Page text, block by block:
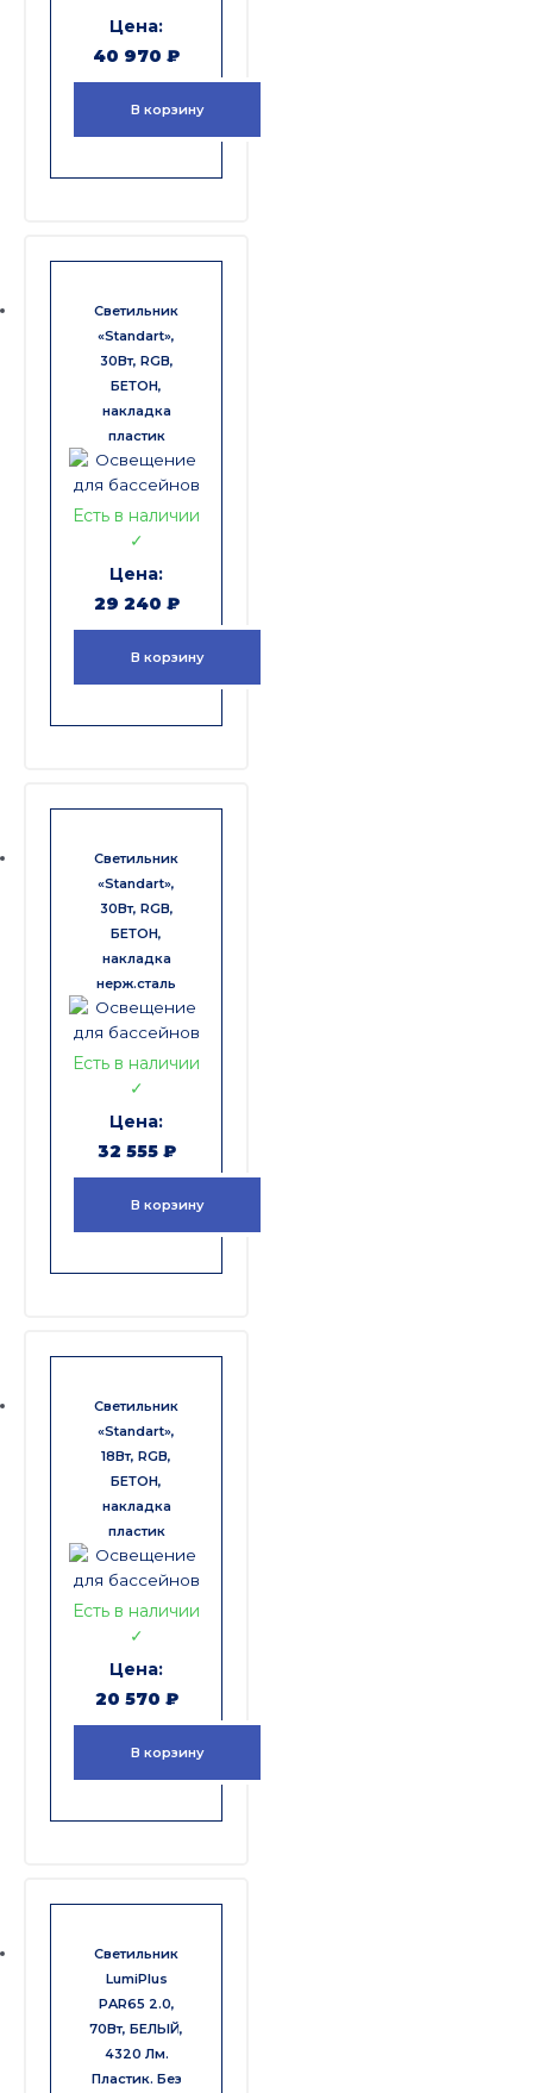
40 970 ₽
В корзину
Светильник
«Standart»,
30Вт, RGB,
БЕТОН,
накладка
пластик
Есть в наличии
✓
29 240 ₽
В корзину
Светильник
«Standart»,
30Вт, RGB,
БЕТОН,
накладка
нерж.сталь
Есть в наличии
✓
32 555 ₽
В корзину
Светильник
«Standart»,
18Вт, RGB,
БЕТОН,
накладка
пластик
Есть в наличии
✓
20 570 ₽
В корзину
Светильник
LumiPlus
PAR65 2.0,
70Вт, БЕЛЫЙ,
4320 Лм.
Пластик. Без